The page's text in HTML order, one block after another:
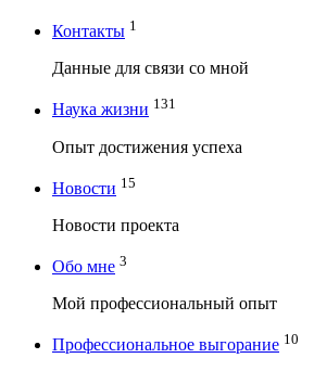
Контакты 1
Данные для связи со мной
Наука жизни 131
Опыт достижения успеха
Новости 15
Новости проекта
Обо мне 3
Мой профессиональный опыт
Профессиональное выгорание 10